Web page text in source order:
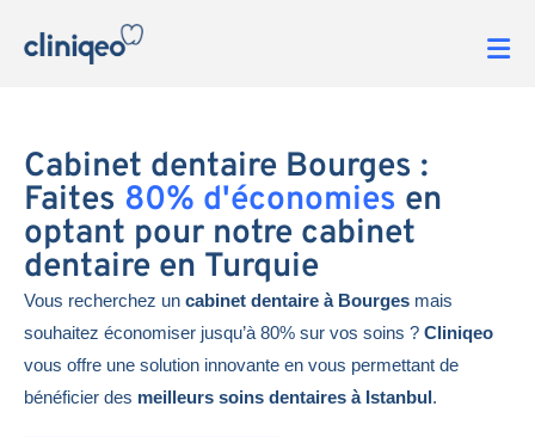
Cabinet dentaire Bourges :
Faites 80% d'économies en
optant pour notre cabinet
dentaire en Turquie
Vous recherchez un cabinet dentaire à Bourges mais
souhaitez économiser jusqu’à 80% sur vos soins ? Cliniqeo
vous offre une solution innovante en vous permettant de
bénéficier des meilleurs soins dentaires à Istanbul.